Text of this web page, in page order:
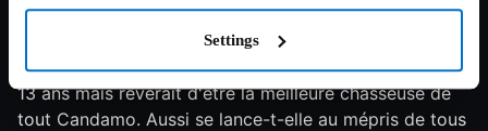
Settings
7/10 2021 81 min Aventure
Née au cœur de la forêt amazonienne, Ainbo n’a que
13 ans mais rêverait d'être la meilleure chasseuse de
tout Candamo. Aussi se lance-t-elle au mépris de tous